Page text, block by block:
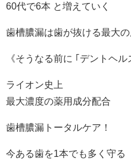
60代で6本 と増えていく
歯槽膿漏は歯が抜ける最大
《そうなる前に ｢デントヘル
ライオン史上
最大濃度の薬用成分配合
歯槽膿漏トータルケア！
今ある歯を1本でも多く守る